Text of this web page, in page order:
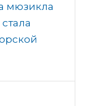
мюзикла